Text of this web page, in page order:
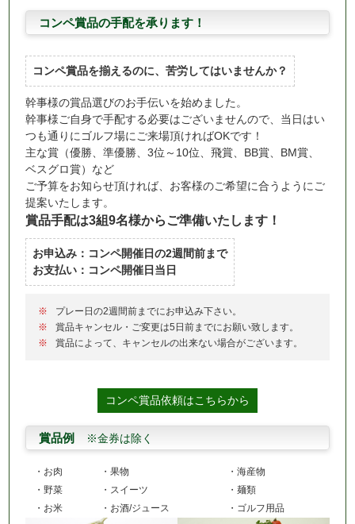
コンペ賞品の手配を承ります！
コンペ賞品を揃えるのに、苦労してはいませんか？
幹事様の賞品選びのお手伝いを始めました。
幹事様ご自身で手配する必要はございませんので、当日はい
つも通りにゴルフ場にご来場頂ければOKです！
主な賞（優勝、準優勝、3位～10位、飛賞、BB賞、BM賞、
ベスグロ賞）など
ご予算をお知らせ頂ければ、お客様のご希望に合うようにご
提案いたします。
賞品手配は3組9名様からご準備いたします！
お申込み：コンペ開催日の2週間前まで
お支払い：コンペ開催日当日
プレー日の2週間前までにお申込み下さい。
賞品キャンセル・ご変更は5日前までにお願い致します。
賞品によって、キャンセルの出来ない場合がございます。
コンペ賞品依頼はこちらから
賞品例 ※金券は除く
・お肉 ・果物
・海産物
・野菜
・スイーツ
・麺類
・お米
・お酒/ジュース ・ゴルフ用品